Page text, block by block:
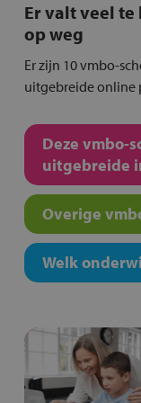
Er valt veel
op weg
Er zijn 10 vmbo-
uitgebreide online
Deze vmbo-
uitgebreide
Overige
Welk